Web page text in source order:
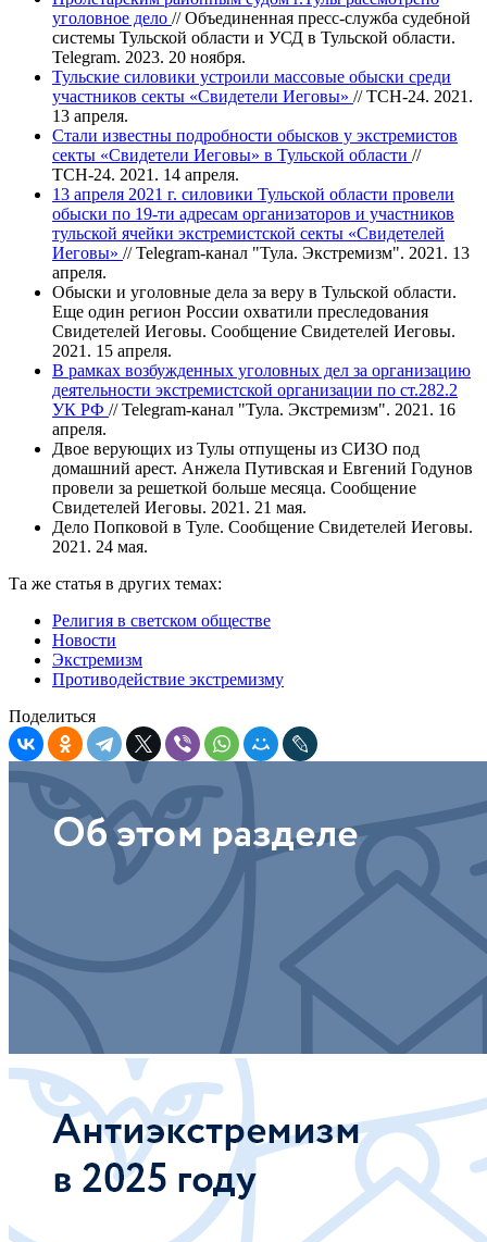
уголовное дело // Объединенная пресс-служба судебной
системы Тульской области и УСД в Тульской области.
Telegram. 2023. 20 ноября.
Тульские силовики устроили массовые обыски среди
участников секты «Свидетели Иеговы» // ТСН-24. 2021.
13 апреля.
Стали известны подробности обысков у экстремистов
секты «Свидетели Иеговы» в Тульской области //
ТСН-24. 2021. 14 апреля.
​​​​​​​​13 апреля 2021 г. силовики Тульской области провели
обыски по 19-ти адресам организаторов и участников
тульской ячейки экстремистской секты «Свидетелей
Иеговы» // Telegram-канал "Тула. Экстремизм". 2021. 13
апреля.
Обыски и уголовные дела за веру в Тульской области.
Еще один регион России охватили преследования
Свидетелей Иеговы. Сообщение Свидетелей Иеговы.
2021. 15 апреля.
В рамках возбужденных уголовных дел за организацию
деятельности экстремистской организации по ст.282.2
УК РФ // Telegram-канал "Тула. Экстремизм". 2021. 16
апреля.
Двое верующих из Тулы отпущены из СИЗО под
домашний арест. Анжела Путивская и Евгений Годунов
провели за решеткой больше месяца. Сообщение
Свидетелей Иеговы. 2021. 21 мая.
Дело Попковой в Туле. Сообщение Свидетелей Иеговы.
2021. 24 мая.
Та же статья в других темах:
Религия в светском обществе
Новости
Экстремизм
Противодействие экстремизму
Поделиться